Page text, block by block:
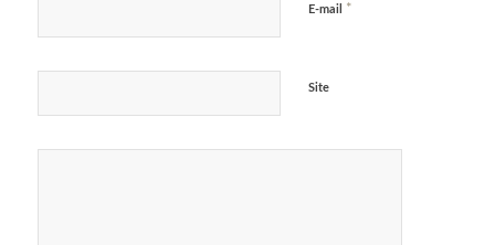
E-mail *
Site